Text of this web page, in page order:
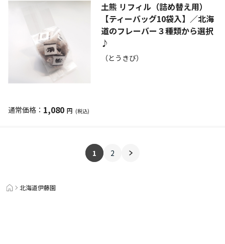
土熊 リフィル（詰め替え用）
【ティーバッグ10袋入】／北海
道のフレーバー３種類から選択
♪
（とうきび）
1,080 円 (税込)
1 2
北海道伊藤園